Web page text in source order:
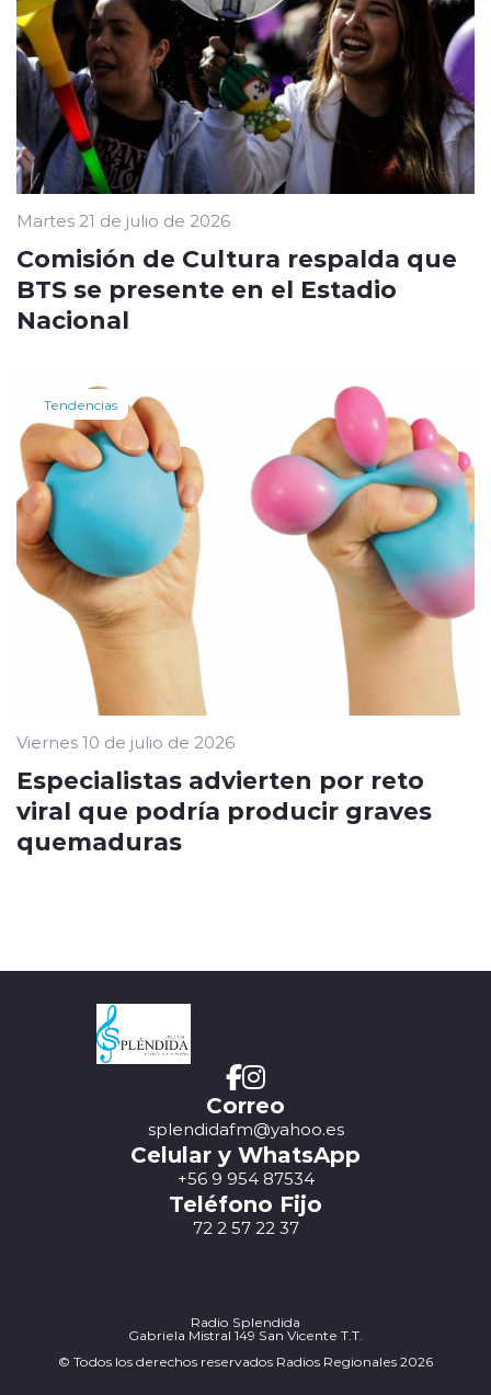
Martes 21 de julio de 2026
Comisión de Cultura respalda que
BTS se presente en el Estadio
Nacional
Tendencias
Viernes 10 de julio de 2026
Especialistas advierten por reto
viral que podría producir graves
quemaduras
Correo
splendidafm@yahoo.es
Celular y WhatsApp
+56 9 954 87534
Teléfono Fijo
72 2 57 22 37
Radio Splendida
Gabriela Mistral 149 San Vicente T.T.
© Todos los derechos reservados Radios Regionales 2026